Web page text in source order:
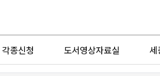
각종신청 도서영상자료실 세